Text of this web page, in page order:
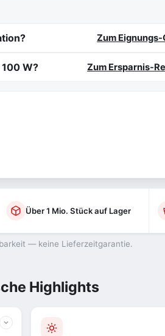
Zum
W? Zum Ersparnis-
Über 1 Mio. Stück auf Lager
— keine Lieferzeitgarantie.
Highlights